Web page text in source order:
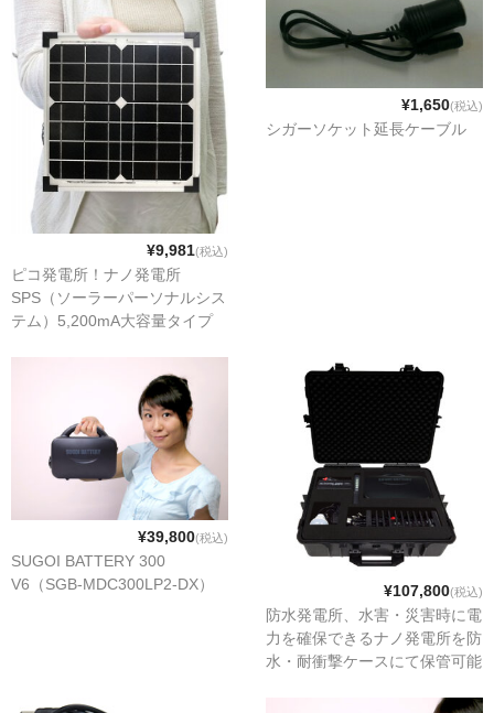
¥9,981(税込)
ピコ発電所！ナノ発電所
SPS（ソーラーパーソナルシス
テム）5,200mA大容量タイプ
¥1,650(税込)
シガーソケット延長ケーブル
¥39,800(税込)
SUGOI BATTERY 300
V6（SGB-MDC300LP2-DX）
¥107,800(税込)
防水発電所、水害・災害時に電
力を確保できるナノ発電所を防
水・耐衝撃ケースにて保管可能